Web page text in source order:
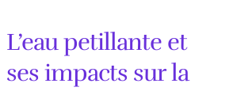
L’eau petillante et
ses impacts sur la